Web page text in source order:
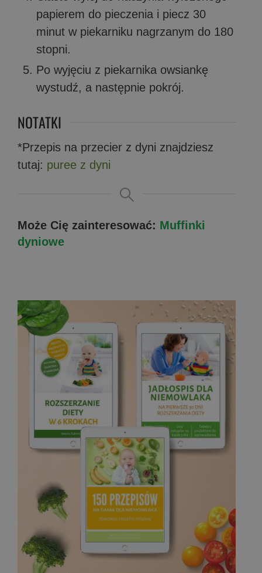
papierem do pieczenia i piecz 30
minut w piekarniku nagrzanym do 180
stopni.
Po wyjęciu z piekarnika owsiankę
wystudź, a następnie pokrój.
NOTATKI
*Przepis na przecier z dyni znajdziesz
tutaj: puree z dyni
Może Cię zainteresować: Muffinki
dyniowe